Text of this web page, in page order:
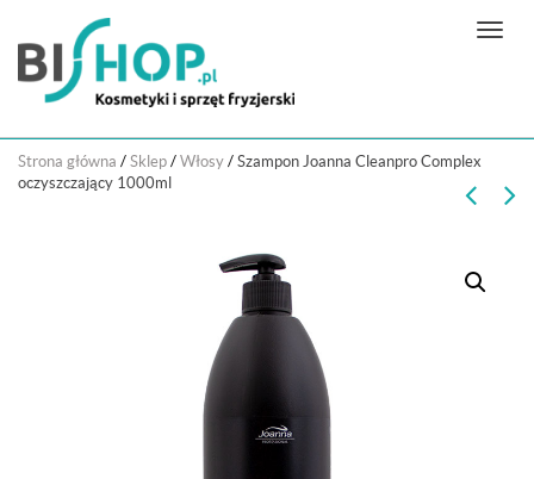
N
g
Strona główna / Sklep / Włosy / Szampon Joanna Cleanpro Complex
oczyszczający 1000ml